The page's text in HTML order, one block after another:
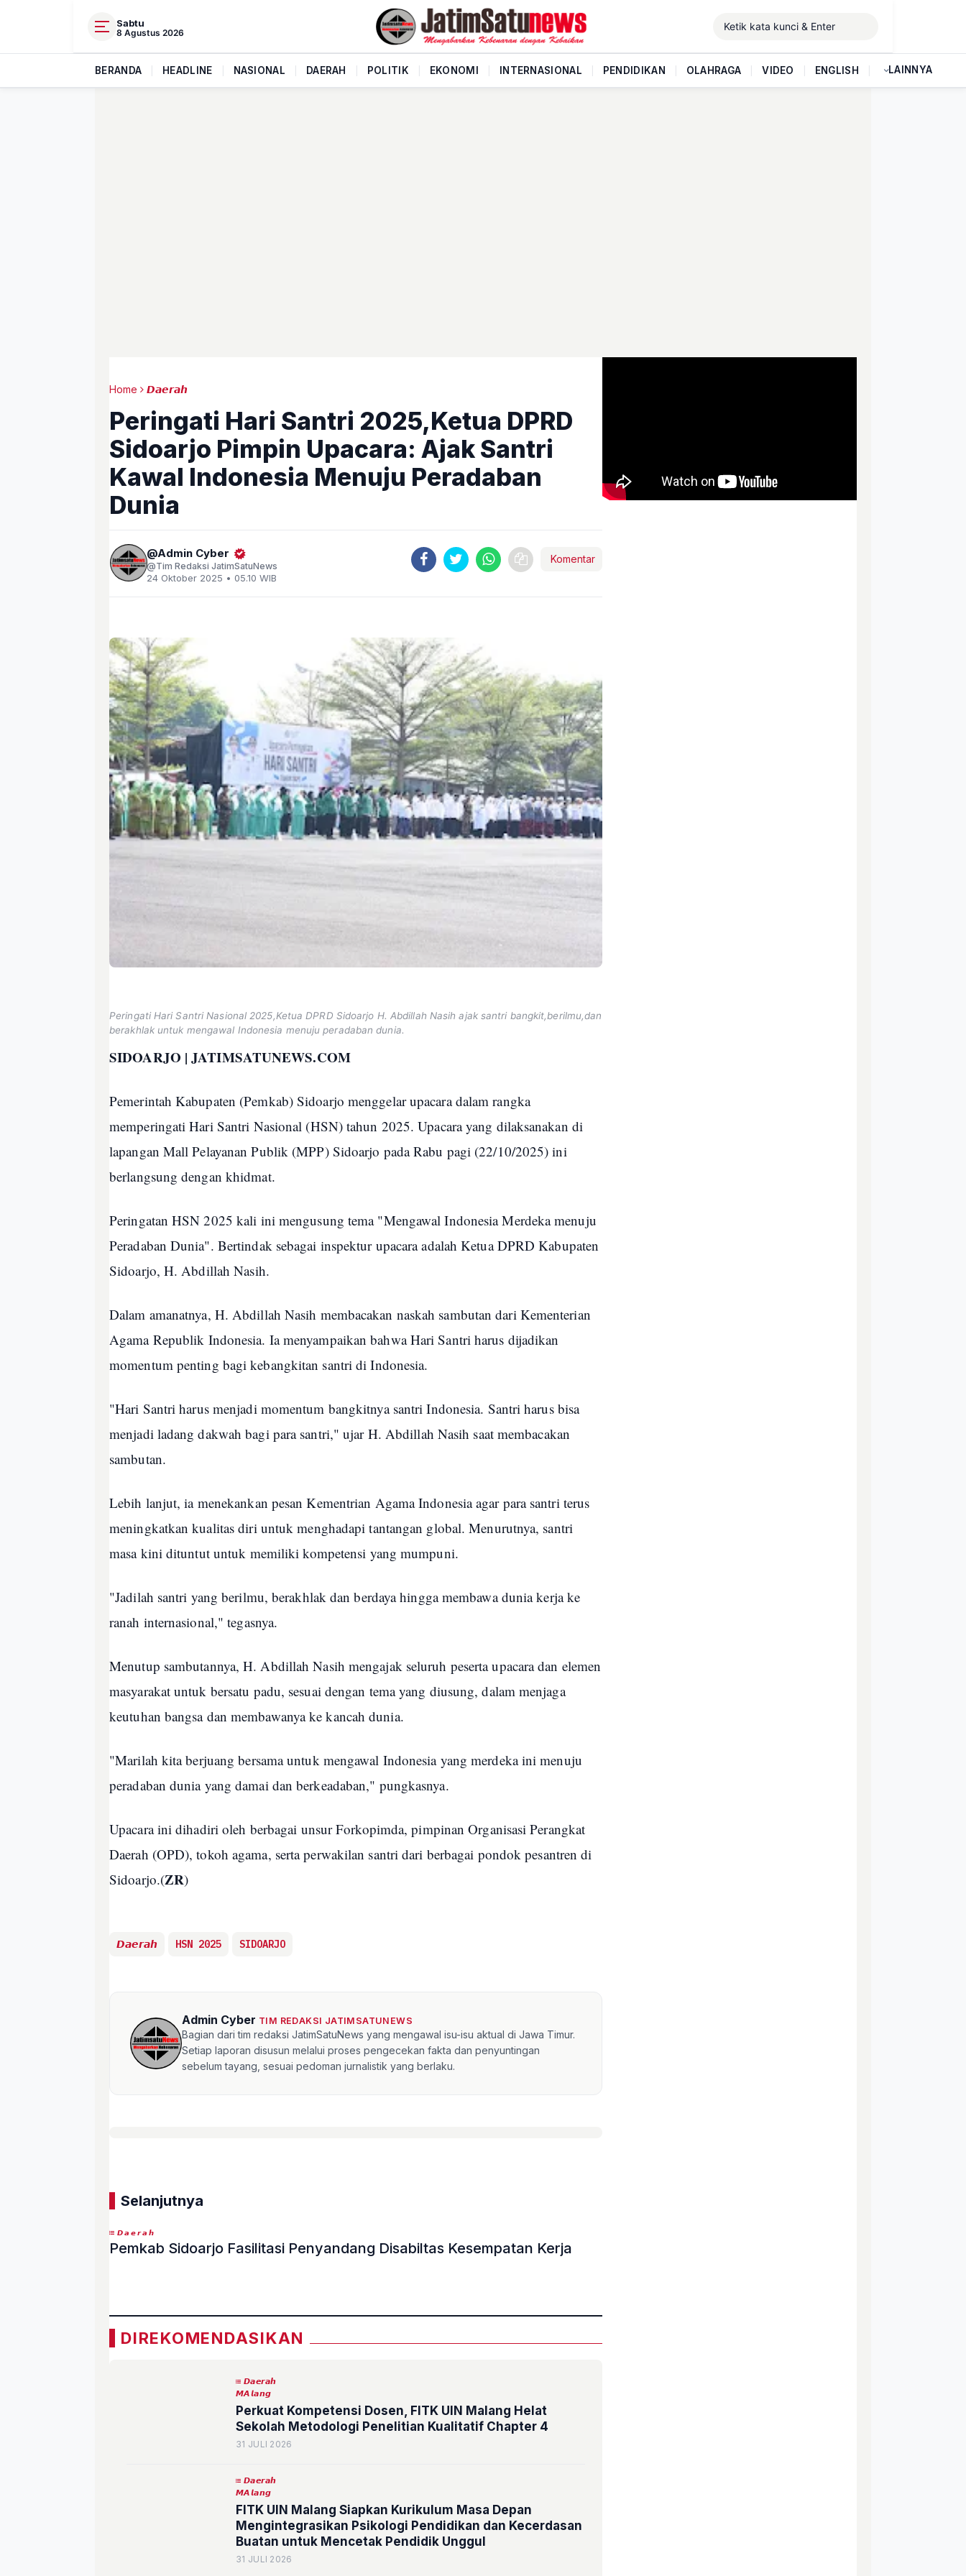
Sabtu
8 Agustus 2026
BERANDA HEADLINE NASIONAL DAERAH POLITIK EKONOMI INTERNASIONAL PENDIDIKAN OLAHRAGA VIDEO ENGLISH LAINNYA
Home 𝘿𝙖𝙚𝙧𝙖𝙝
Peringati Hari Santri 2025,Ketua DPRD
Sidoarjo Pimpin Upacara: Ajak Santri
Kawal Indonesia Menuju Peradaban
Dunia
Admin Cyber
Tim Redaksi JatimSatuNews
24 Oktober 2025 • 05.10 WIB
Komentar
Peringati Hari Santri Nasional 2025,Ketua DPRD Sidoarjo H. Abdillah Nasih ajak santri bangkit,berilmu,dan
berakhlak untuk mengawal Indonesia menuju peradaban dunia.
SIDOARJO | JATIMSATUNEWS.COM
Pemerintah Kabupaten (Pemkab) Sidoarjo menggelar upacara dalam rangka
memperingati Hari Santri Nasional (HSN) tahun 2025. Upacara yang dilaksanakan di
lapangan Mall Pelayanan Publik (MPP) Sidoarjo pada Rabu pagi (22/10/2025) ini
berlangsung dengan khidmat.
Peringatan HSN 2025 kali ini mengusung tema "Mengawal Indonesia Merdeka menuju
Peradaban Dunia". Bertindak sebagai inspektur upacara adalah Ketua DPRD Kabupaten
Sidoarjo, H. Abdillah Nasih.
Dalam amanatnya, H. Abdillah Nasih membacakan naskah sambutan dari Kementerian
Agama Republik Indonesia. Ia menyampaikan bahwa Hari Santri harus dijadikan
momentum penting bagi kebangkitan santri di Indonesia.
"Hari Santri harus menjadi momentum bangkitnya santri Indonesia. Santri harus bisa
menjadi ladang dakwah bagi para santri," ujar H. Abdillah Nasih saat membacakan
sambutan.
Lebih lanjut, ia menekankan pesan Kementrian Agama Indonesia agar para santri terus
meningkatkan kualitas diri untuk menghadapi tantangan global. Menurutnya, santri
masa kini dituntut untuk memiliki kompetensi yang mumpuni.
"Jadilah santri yang berilmu, berakhlak dan berdaya hingga membawa dunia kerja ke
ranah internasional," tegasnya.
Menutup sambutannya, H. Abdillah Nasih mengajak seluruh peserta upacara dan elemen
masyarakat untuk bersatu padu, sesuai dengan tema yang diusung, dalam menjaga
keutuhan bangsa dan membawanya ke kancah dunia.
"Marilah kita berjuang bersama untuk mengawal Indonesia yang merdeka ini menuju
peradaban dunia yang damai dan berkeadaban," pungkasnya.
Upacara ini dihadiri oleh berbagai unsur Forkopimda, pimpinan Organisasi Perangkat
Daerah (OPD), tokoh agama, serta perwakilan santri dari berbagai pondok pesantren di
Sidoarjo.(ZR)
𝘿𝙖𝙚𝙧𝙖𝙝 HSN 2025 SIDOARJO
Admin Cyber TIM REDAKSI JATIMSATUNEWS
Bagian dari tim redaksi JatimSatuNews yang mengawal isu-isu aktual di Jawa Timur.
Setiap laporan disusun melalui proses pengecekan fakta dan penyuntingan
sebelum tayang, sesuai pedoman jurnalistik yang berlaku.
Selanjutnya
𝘿𝙖𝙚𝙧𝙖𝙝
Pemkab Sidoarjo Fasilitasi Penyandang Disabiltas Kesempatan Kerja
DIREKOMENDASIKAN
𝘿𝙖𝙚𝙧𝙖𝙝
𝙈𝘼𝙡𝙖𝙣𝙜
Perkuat Kompetensi Dosen, FITK UIN Malang Helat
Sekolah Metodologi Penelitian Kualitatif Chapter 4
31 JULI 2026
𝘿𝙖𝙚𝙧𝙖𝙝
𝙈𝘼𝙡𝙖𝙣𝙜
FITK UIN Malang Siapkan Kurikulum Masa Depan
Mengintegrasikan Psikologi Pendidikan dan Kecerdasan
Buatan untuk Mencetak Pendidik Unggul
31 JULI 2026